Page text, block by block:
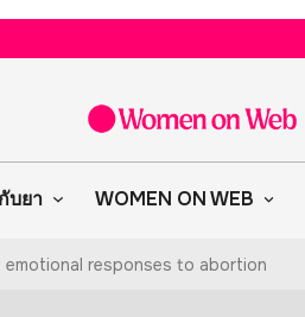
บยา WOMEN ON WEB
responses to abortion